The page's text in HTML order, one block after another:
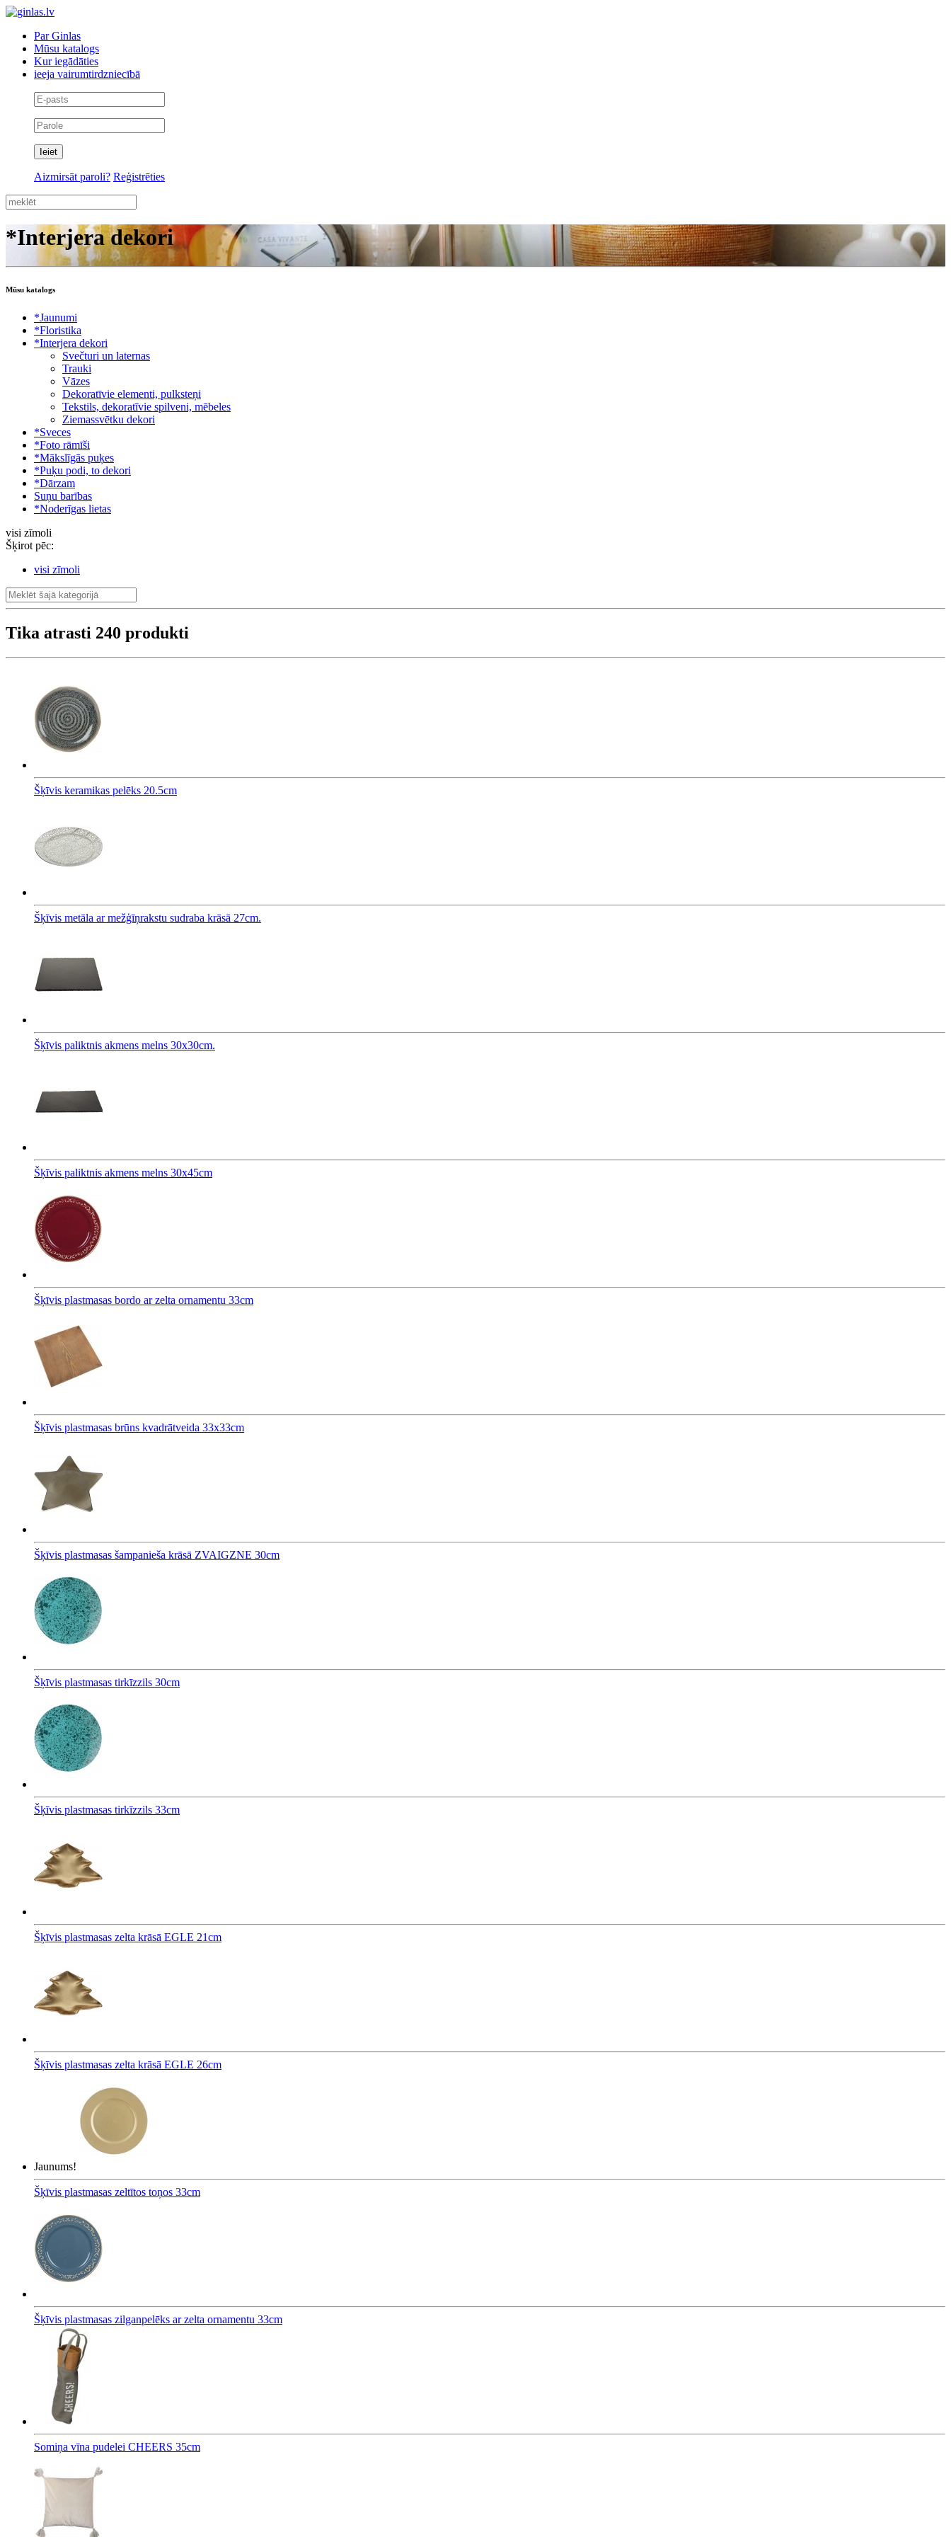
Par Ginlas
Mūsu katalogs
Kur iegādāties
ieeja vairumtirdzniecībā
Aizmirsāt paroli? Reģistrēties
*Interjera dekori
Mūsu katalogs
*Jaunumi
*Floristika
*Interjera dekori
Svečturi un laternas
Trauki
Vāzes
Dekoratīvie elementi, pulksteņi
Tekstils, dekoratīvie spilveni, mēbeles
Ziemassvētku dekori
*Sveces
*Foto rāmīši
*Mākslīgās puķes
*Puķu podi, to dekori
*Dārzam
Suņu barības
*Noderīgas lietas
visi zīmoli
Šķirot pēc:
visi zīmoli
Tika atrasti 240 produkti
Šķīvis keramikas pelēks 20.5cm
Šķīvis metāla ar mežģīņrakstu sudraba krāsā 27cm.
Šķīvis paliktnis akmens melns 30x30cm.
Šķīvis paliktnis akmens melns 30x45cm
Šķīvis plastmasas bordo ar zelta ornamentu 33cm
Šķīvis plastmasas brūns kvadrātveida 33x33cm
Šķīvis plastmasas šampanieša krāsā ZVAIGZNE 30cm
Šķīvis plastmasas tirkīzzils 30cm
Šķīvis plastmasas tirkīzzils 33cm
Šķīvis plastmasas zelta krāsā EGLE 21cm
Šķīvis plastmasas zelta krāsā EGLE 26cm
Jaunums!
Šķīvis plastmasas zeltītos toņos 33cm
Šķīvis plastmasas zilganpelēks ar zelta ornamentu 33cm
Somiņa vīna pudelei CHEERS 35cm